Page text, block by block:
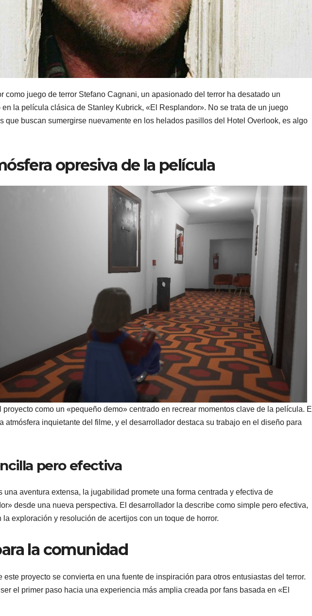
como juego de terror Stefano Cagnani, un apasionado del terror ha desatado un
la película clásica de Stanley Kubrick, «El Resplandor». No se trata de un juego
que buscan sumergirse nuevamente en los helados pasillos del Hotel Overlook, es algo
opresiva de la película
como un «pequeño demo» centrado en recrear momentos clave de la película. El
atmósfera inquietante del filme, y el desarrollador destaca su trabajo en el diseño para
pero efectiva
una aventura extensa, la jugabilidad promete una forma centrada y efectiva de
desde una nueva perspectiva. El desarrollador la describe como simple pero efectiva,
la exploración y resolución de acertijos con un toque de horror.
la comunidad
este proyecto se convierta en una fuente de inspiración para otros entusiastas del terror.
el primer paso hacia una experiencia más amplia creada por fans basada en «El